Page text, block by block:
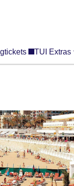
TUI Extras